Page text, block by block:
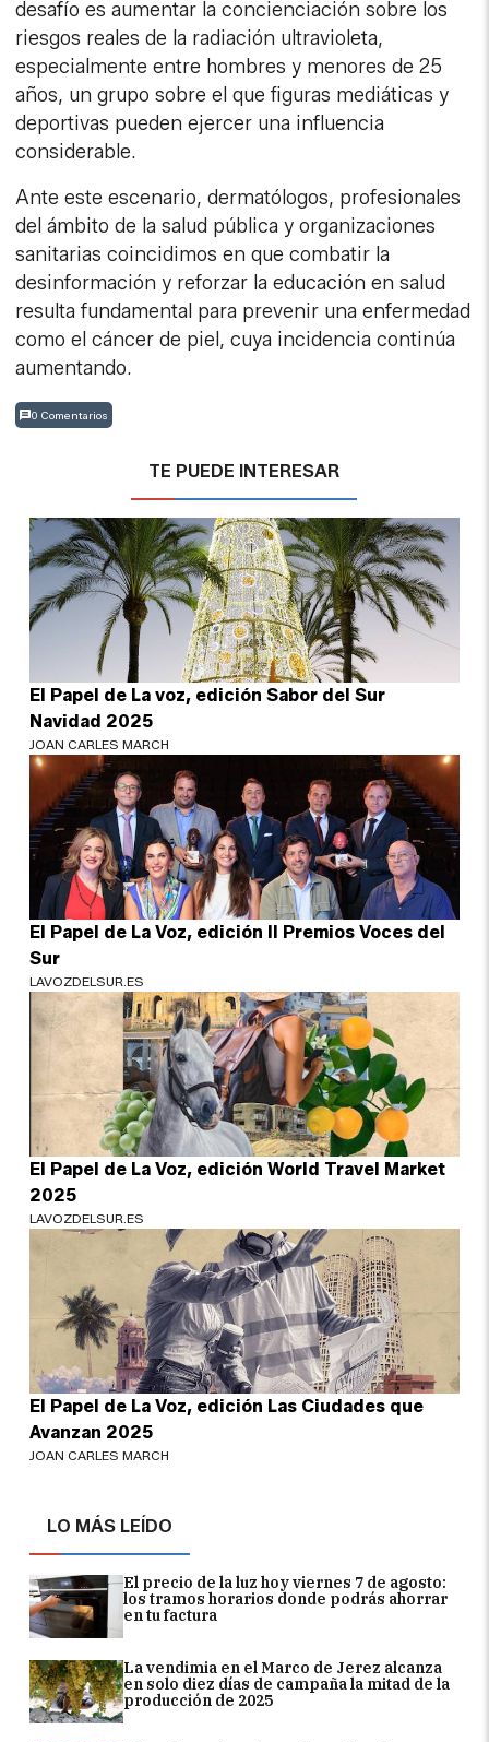
LO MÁS LEÍDO
El precio de la luz hoy viernes 7 de agosto:
los tramos horarios donde podrás ahorrar
en tu factura
La vendimia en el Marco de Jerez alcanza
en solo diez días de campaña la mitad de la
producción de 2025
desafío es aumentar la concienciación sobre los
riesgos reales de la radiación ultravioleta,
especialmente entre hombres y menores de 25
años, un grupo sobre el que figuras mediáticas y
deportivas pueden ejercer una influencia
considerable.
Ante este escenario, dermatólogos, profesionales
del ámbito de la salud pública y organizaciones
sanitarias coincidimos en que combatir la
desinformación y reforzar la educación en salud
resulta fundamental para prevenir una enfermedad
como el cáncer de piel, cuya incidencia continúa
aumentando.
0 Comentarios
TE PUEDE INTERESAR
El Papel de La voz, edición Sabor del Sur
Navidad 2025
JOAN CARLES MARCH
El Papel de La Voz, edición II Premios Voces del
Sur
LAVOZDELSUR.ES
El Papel de La Voz, edición World Travel Market
2025
LAVOZDELSUR.ES
El Papel de La Voz, edición Las Ciudades que
Avanzan 2025
JOAN CARLES MARCH